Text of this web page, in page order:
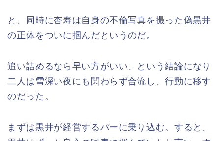
と、同時に杏寿は自身の不倫写真を撮った偽黒井
の正体をついに掴んだというのだ。
追い詰めるなら早い方がいい、という結論になり
二人は雪深い夜にも関わらず合流し、行動に移す
のだった。
まずは黒井が経営するバーに乗り込む。すると、